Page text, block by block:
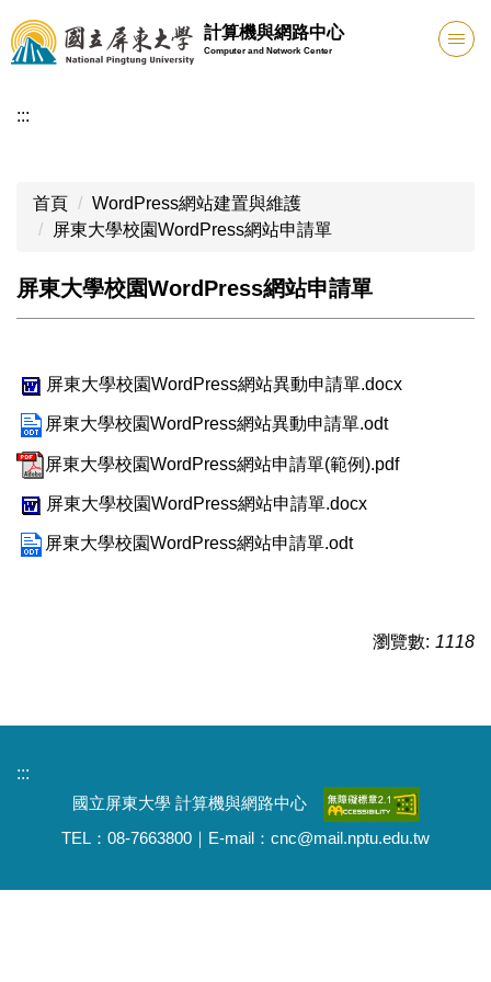
跳
到
主
內
計算機與網路中心
Computer and Network Center
:::
首頁
WordPress網站建置與維護
屏東大學校園WordPress網站申請單
屏東大學校園WordPress網站申請單
屏東大學校園WordPress網站異動申請單.docx
屏東大學校園WordPress網站異動申請單.odt
屏東大學校園WordPress網站申請單(範例).pdf
屏東大學校園WordPress網站申請單.docx
屏東大學校園WordPress網站申請單.odt
瀏覽數: 1118
:::
國立屏東大學 計算機與網路中心
TEL：08-7663800｜E-mail：cnc@mail.nptu.edu.tw